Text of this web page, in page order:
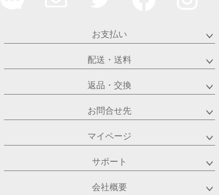
お支払い
配送・送料
返品・交換
お問合せ先
マイページ
サポート
会社概要